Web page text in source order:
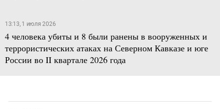
13:13, 1 июля 2026
4 человека убиты и 8 были ранены в вооруженных и
террористических атаках на Северном Кавказе и юге
России во II квартале 2026 года